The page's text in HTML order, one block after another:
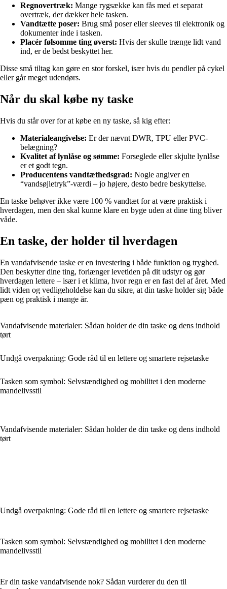
Regnovertræk: Mange rygsække kan fås med et separat
overtræk, der dækker hele tasken.
Vandtætte poser: Brug små poser eller sleeves til elektronik og
dokumenter inde i tasken.
Placér følsomme ting øverst: Hvis der skulle trænge lidt vand
ind, er de bedst beskyttet her.
Disse små tiltag kan gøre en stor forskel, især hvis du pendler på cykel
eller går meget udendørs.
Når du skal købe ny taske
Hvis du står over for at købe en ny taske, så kig efter:
Materialeangivelse: Er der nævnt DWR, TPU eller PVC-
belægning?
Kvalitet af lynlåse og sømme: Forseglede eller skjulte lynlåse
er et godt tegn.
Producentens vandtæthedsgrad: Nogle angiver en
“vandsøjletryk”-værdi – jo højere, desto bedre beskyttelse.
En taske behøver ikke være 100 % vandtæt for at være praktisk i
hverdagen, men den skal kunne klare en byge uden at dine ting bliver
våde.
En taske, der holder til hverdagen
En vandafvisende taske er en investering i både funktion og tryghed.
Den beskytter dine ting, forlænger levetiden på dit udstyr og gør
hverdagen lettere – især i et klima, hvor regn er en fast del af året. Med
lidt viden og vedligeholdelse kan du sikre, at din taske holder sig både
pæn og praktisk i mange år.
Vandafvisende materialer: Sådan holder de din taske og dens indhold
tørt
Undgå overpakning: Gode råd til en lettere og smartere rejsetaske
Tasken som symbol: Selvstændighed og mobilitet i den moderne
mandelivsstil
Vandafvisende materialer: Sådan holder de din taske og dens indhold
tørt
Undgå overpakning: Gode råd til en lettere og smartere rejsetaske
Tasken som symbol: Selvstændighed og mobilitet i den moderne
mandelivsstil
Er din taske vandafvisende nok? Sådan vurderer du den til